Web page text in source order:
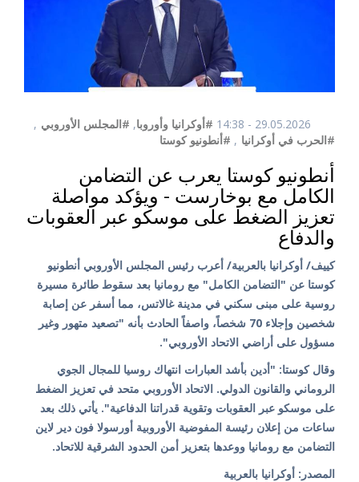
29.05.2026 - 14:38 #أوكرانيا وأوروبا, #المجلس الأوروبي ,
#الحرب في أوكرانيا , #أنطونيو كوستا
أنطونيو كوستا يعرب عن التضامن
الكامل مع بوخارست - ويؤكد مواصلة
تعزيز الضغط على موسكو عبر العقوبات
والدفاع
كييف/ أوكرانيا بالعربية/ أعرب رئيس المجلس الأوروبي أنطونيو
كوستا عن "التضامن الكامل" مع رومانيا بعد سقوط طائرة مسيرة
روسية على مبنى سكني في مدينة غالاتس، مما أسفر عن إصابة
شخصين وإجلاء 70 شخصاً، واصفاً الحادث بأنه "تصعيد متهور وغير
مسؤول على أراضي الاتحاد الأوروبي".
وقال كوستا: "أدين بأشد العبارات انتهاك روسيا للمجال الجوي
الروماني والقانون الدولي. الاتحاد الأوروبي متحد في تعزيز الضغط
على موسكو عبر العقوبات وتقوية قدراتنا الدفاعية". يأتي ذلك بعد
ساعات من إعلان رئيسة المفوضية الأوروبية أورسولا فون دير لاين
التضامن مع رومانيا ووعدها بتعزيز أمن الحدود الشرقية للاتحاد.
المصدر: أوكرانيا بالعربية